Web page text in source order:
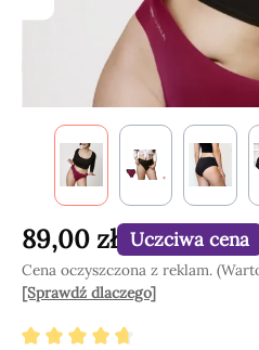
89,00 zł Uczciwa cena
Cena oczyszczona z reklam.
[Sprawdź dlaczego]